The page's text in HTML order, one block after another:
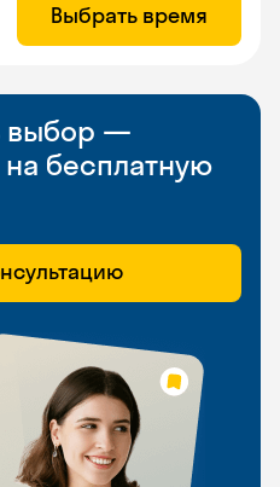
Выбрать время
выбор —
на бесплатную